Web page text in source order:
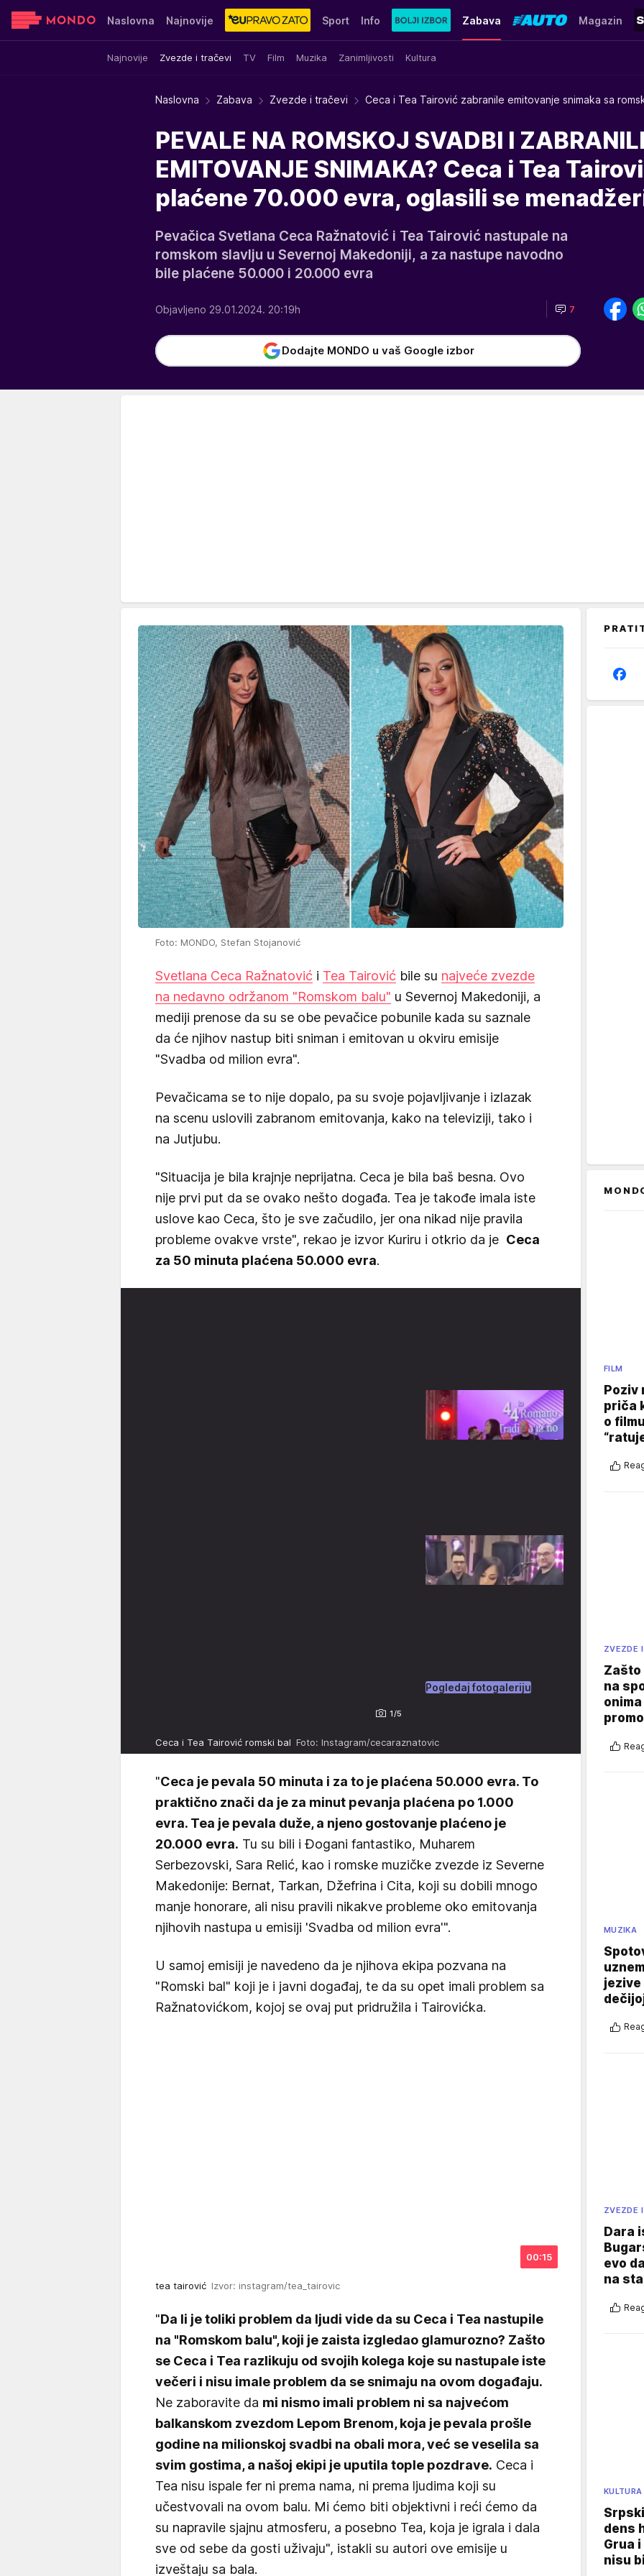
Naslovna Najnovije Sport Info Zabava
Najnovije Zvezde i tračevi TV Film Muzika Zanimljivosti Kultura
Magazin
Sensa Stvar ukusa Yumama
Naslovna Zabava Zvezde i tračevi Ceca i Tea Tairović zabranile emitovanje snimaka sa
PEVALE NA ROMSKOJ SVADBI I
EMITOVANJE SNIMAKA? Ceca i Tea
plaćene 70.000 evra, oglasili se
Pevačica Svetlana Ceca Ražnatović i Tea Tairović nastupale na
romskom slavlju u Severnoj Makedoniji, a za nastupe navodno
bile plaćene 50.000 i 20.000 evra
Objavljeno 29.01.2024. 20:19h 7
Dodajte MONDO u vaš Google izbor
Foto: MONDO, Stefan Stojanović
Svetlana Ceca Ražnatović i Tea Tairović bile su najveće zvezde
na nedavno održanom "Romskom balu" u Severnoj Makedoniji, a
mediji prenose da su se obe pevačice pobunile kada su saznale
da će njihov nastup biti sniman i emitovan u okviru emisije
"Svadba od milion evra".
Pevačicama se to nije dopalo, pa su svoje pojavljivanje i izlazak
na scenu uslovili zabranom emitovanja, kako na televiziji, tako i
na Jutjubu.
"Situacija je bila krajnje neprijatna. Ceca je bila baš besna. Ovo
nije prvi put da se ovako nešto događa. Tea je takođe imala iste
uslove kao Ceca, što je sve začudilo, jer ona nikad nije pravila
probleme ovakve vrste", rekao je izvor Kuriru i otkrio da je Ceca
za 50 minuta plaćena 50.000 evra.
1/5
Pogledaj fotogaleriju
Ceca i Tea Tairović romski bal Foto: Instagram/cecaraznatovic
"Ceca je pevala 50 minuta i za to je plaćena 50.000 evra. To
praktično znači da je za minut pevanja plaćena po 1.000
evra. Tea je pevala duže, a njeno gostovanje plaćeno je
20.000 evra. Tu su bili i Đogani fantastiko, Muharem
Serbezovski, Sara Relić, kao i romske muzičke zvezde iz Severne
Makedonije: Bernat, Tarkan, Džefrina i Cita, koji su dobili mnogo
manje honorare, ali nisu pravili nikakve probleme oko emitovanja
njihovih nastupa u emisiji 'Svadba od milion evra'".
U samoj emisiji je navedeno da je njihova ekipa pozvana na
"Romski bal" koji je i javni događaj, te da su opet imali problem sa
Ražnatovićkom, kojoj se ovaj put pridružila i Tairovićka.
00:15
tea tairović Izvor: instagram/tea_tairovic
"Da li je toliki problem da ljudi vide da su Ceca i Tea nastupile
na "Romskom balu", koji je zaista izgledao glamurozno? Zašto
se Ceca i Tea razlikuju od svojih kolega koje su nastupale iste
večeri i nisu imale problem da se snimaju na ovom događaju.
Ne zaboravite da mi nismo imali problem ni sa najvećom
balkanskom zvezdom Lepom Brenom, koja je pevala prošle
godine na milionskoj svadbi na obali mora, već se veselila sa
svim gostima, a našoj ekipi je uputila tople pozdrave. Ceca i
Tea nisu ispale fer ni prema nama, ni prema ljudima koji su
učestvovali na ovom balu. Mi ćemo biti objektivni i reći ćemo da
su napravile sjajnu atmosferu, a posebno Tea, koja je igrala i dala
sve od sebe da gosti uživaju", istakli su autori ove emisije u
izveštaju sa bala.
FILM
Poziv
priča
o
ZVEZDE
Zašto
na
MUZIKA
jezive
ZVEZDE
Dara
evo
na
KULTURA
dens
Grua
nisu